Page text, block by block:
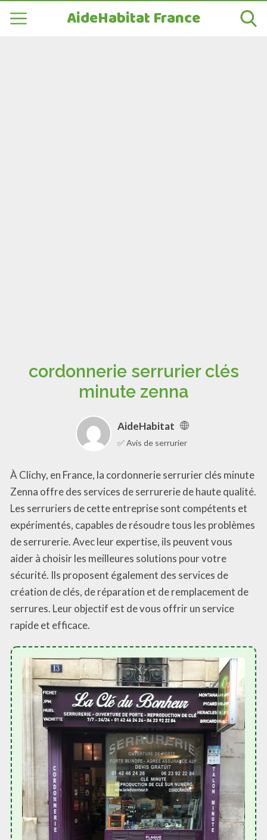
AideHabitat France
cordonnerie serrurier clés
minute zenna
AideHabitat
✅ Avis de serrurier
À Clichy, en France, la cordonnerie serrurier clés minute
Zenna offre des services de serrurerie de haute qualité.
Les serruriers de cette entreprise sont compétents et
expérimentés, capables de résoudre tous les problèmes
de serrurerie. Avec leur expertise, ils peuvent vous
aider à choisir les meilleures solutions pour votre
sécurité. Ils proposent également des services de
création de clés, de réparation et de remplacement de
serrures. Leur objectif est de vous offrir un service
rapide et efficace.